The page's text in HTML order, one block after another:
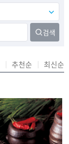
검색
추천순 최신순